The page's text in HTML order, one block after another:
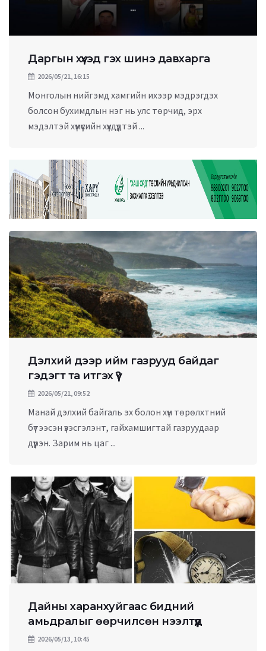
Даргын хүүхэд гэх шинэ давхарга
2026/05/21, 16:15
Монголын нийгэмд хамгийн ихээр мэдрэгдэх
болсон бухимдлын нэг нь улс төрчид, эрх
мэдэлтэй хүмүүсийн хүүхдүүдтэй ...
Дэлхий дээр ийм газрууд байдаг
гэдэгт та итгэх үү?
2026/05/21, 09:52
Манай дэлхий байгаль эх болон хүн төрөлхтний
бүтээсэн үзэсгэлэнт, гайхамшигтай газруудаар
дүүрэн. Зарим нь цаг ...
Дайны харанхуйгаас бидний
амьдралыг өөрчилсөн нээлтүүд
2026/05/13, 10:45